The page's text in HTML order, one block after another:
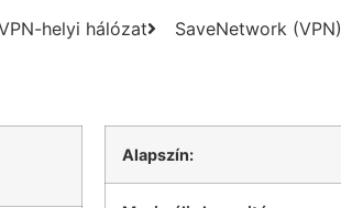
helyi hálózat SaveNetwork (VPN)
Alapszín: